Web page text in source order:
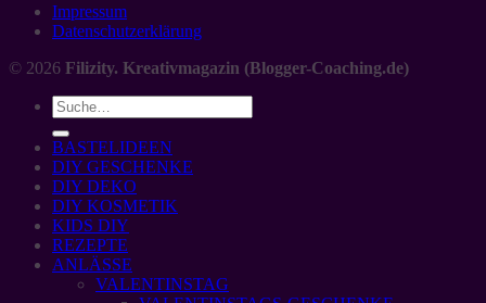
Impressum
Datenschutzerklärung
© 2026 Filizity. Kreativmagazin (Blogger-Coaching.de)
BASTELIDEEN
DIY GESCHENKE
DIY DEKO
DIY KOSMETIK
KIDS DIY
REZEPTE
ANLÄSSE
VALENTINSTAG